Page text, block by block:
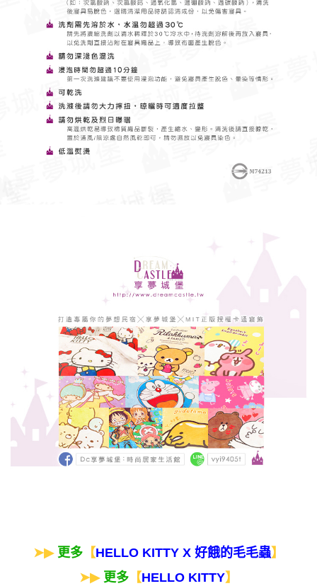
➤▶ 更多 【HELLO KITTY X 好餓的毛毛蟲】
➤▶ 更多 【HELLO KITTY】